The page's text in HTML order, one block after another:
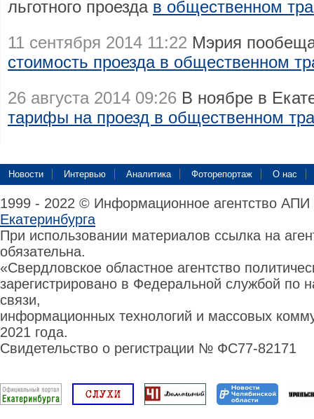
льготного проезда в общественном
11 сентября 2014 11:22 Мэрия
стоимость проезда в общественном
26 августа 2014 09:26 В ноябре в
тарифы на проезд в общественном
Новости Интервью Аналитика Фоторепортаж О нас
1999 - 2022 © Информационное агентство
Екатеринбурга
При использовании материалов ссылка на
обязательна.
«Свердловское областное агентство
зарегистрировано в Федеральной службой по
связи,
информационных технологий и массовых
2021 года.
Свидетельство о регистрации № ФС77-82171